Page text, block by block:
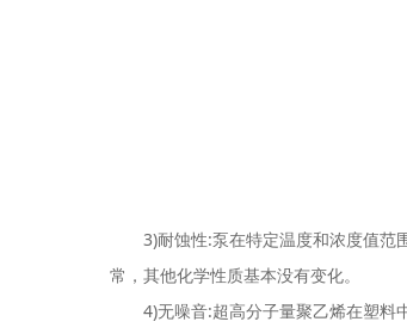
3)耐蚀性:泵在特定温度和浓度值范
常，其他化学性质基本没有变化。
4)无噪音:超高分子量聚乙烯在塑料中